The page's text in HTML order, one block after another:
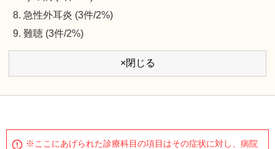
急性外耳炎 (3件/2%)
難聴 (3件/2%)
×閉じる
※ここにあげられた診療科目の項目はその症状に対し、病院